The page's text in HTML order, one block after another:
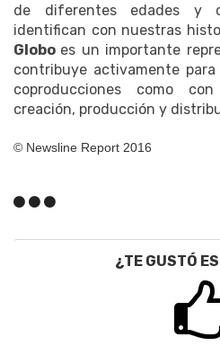
de diferentes edades y
identifican con nuestras
Globo es un importante
contribuye activamente
coproducciones como
creación, producción y
© Newsline Report 2016
¿TE GUSTÓ